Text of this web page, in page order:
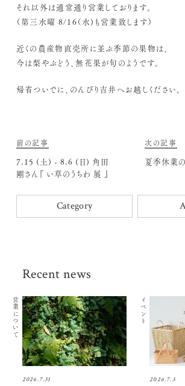
それ以外は通常通り営業しております。
（第三水曜 8/16（水)も営業致します）
近くの農産物直売所に並ぶ季節の果物は、
今は梨やぶどう、無花果が旬のようです。
帰省ついでに、のんびり吉井へお越しください。
前の記事
7.15 (土) - 8.6 (日) 角田
剛さん『 い草のうちわ 展 』
次の記事
夏季休業
Category
Recent news
2026.7.31
営業について
2026.7.3
イベント